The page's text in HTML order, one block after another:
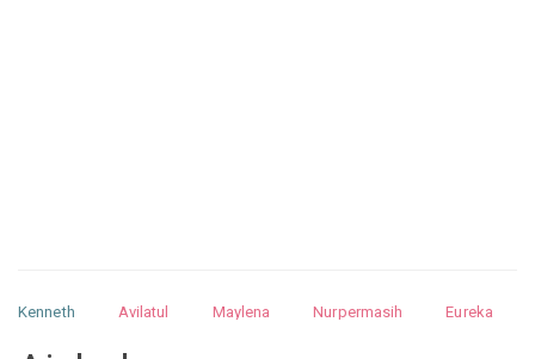
Kenneth Avilatul Maylena Nurpermasih
Eureka